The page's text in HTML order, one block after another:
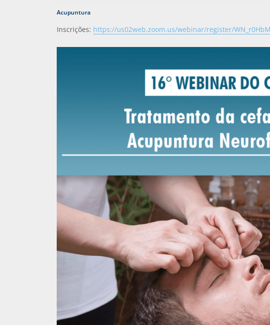
Acupuntura
Inscrições: https://us02web.zoom.us/webinar/register/